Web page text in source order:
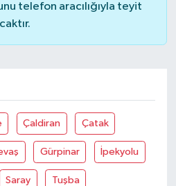
telefon aracılığıyla teyit
Çaldiran Çatak
Gürpinar İpekyolu
Saray Tuşba